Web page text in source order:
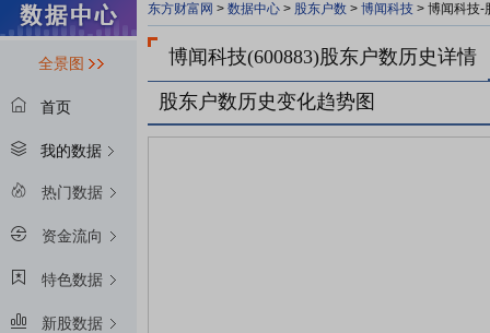
全景图
首页
我的数据
热门数据
资金流向
特色数据
新股数据
东方财富网 > 数据中心 > 股东户数 > 博闻科技 > 博闻科技-
博闻科技(600883)股东户数历史详情
股东户数历史变化趋势图